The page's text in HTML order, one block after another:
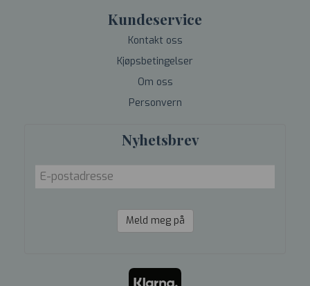
Kundeservice
Kontakt oss
Kjøpsbetingelser
Om oss
Personvern
Nyhetsbrev
Meld meg på